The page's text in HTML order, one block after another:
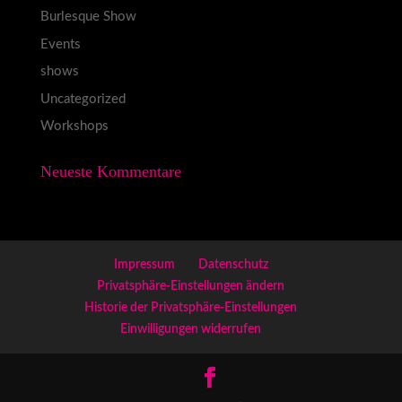
Burlesque Show
Events
shows
Uncategorized
Workshops
Neueste Kommentare
Impressum
Datenschutz
Privatsphäre-Einstellungen ändern
Historie der Privatsphäre-Einstellungen
Einwilligungen widerrufen